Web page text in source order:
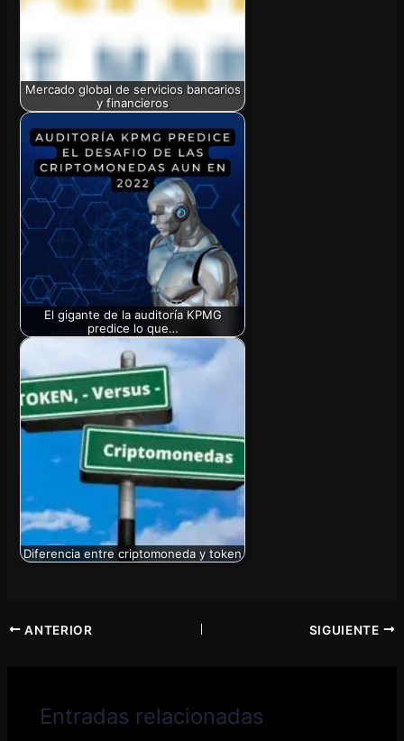
Mercado global de servicios bancarios
y financieros
El gigante de la auditoría KPMG
predice lo que…
Diferencia entre criptomoneda y token
ANTERIOR SIGUIENTE
Entradas relacionadas